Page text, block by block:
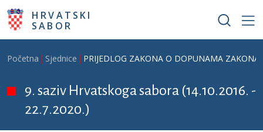
Skoči na glavni sadržaj
HRVATSKI
SABOR
Breadcrumb
Početna Sjednice PRIJEDLOG ZAKONA O DOPUNAMA
9. saziv Hrvatskoga sabora (14.10.2016. -
22.7.2020.)